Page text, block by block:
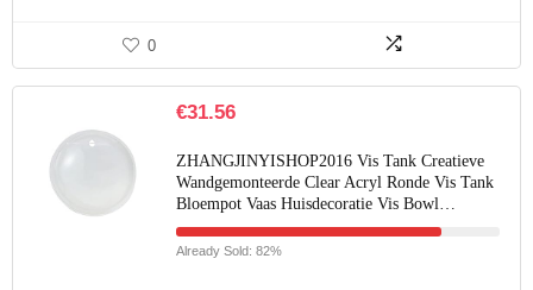
0
€31.56
ZHANGJINYISHOP2016 Vis Tank Creatieve
Wandgemonteerde Clear Acryl Ronde Vis Tank
Bloempot Vaas Huisdecoratie Vis Bowl…
Already Sold: 82%